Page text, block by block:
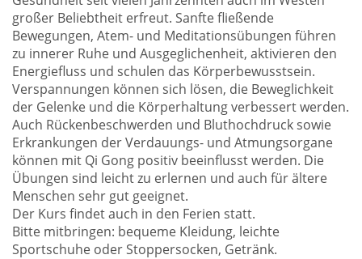
großer Beliebtheit erfreut. Sanfte fließende
Bewegungen, Atem- und Meditationsübungen führen
zu innerer Ruhe und Ausgeglichenheit, aktivieren den
Energiefluss und schulen das Körperbewusstsein.
Verspannungen können sich lösen, die Beweglichkeit
der Gelenke und die Körperhaltung verbessert werden.
Auch Rückenbeschwerden und Bluthochdruck sowie
Erkrankungen der Verdauungs- und Atmungsorgane
können mit Qi Gong positiv beeinflusst werden. Die
Übungen sind leicht zu erlernen und auch für ältere
Menschen sehr gut geeignet.
Der Kurs findet auch in den Ferien statt.
Bitte mitbringen: bequeme Kleidung, leichte
Sportschuhe oder Stoppersocken, Getränk.